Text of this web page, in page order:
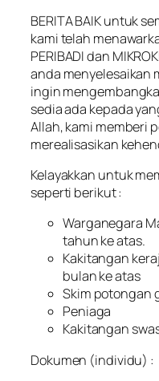
BERITA BAIK untuk
kami telah
PERIBADI dan
anda menyelesaikan
ingin
sedia ada kepada
Allah, kami memberi
merealisasikan
Kelayakkan untuk
seperti berikut :
Warganegara
tahun ke atas.
Kakitangan
bulan ke atas
Skim potongan
Peniaga
Kakitangan
Dokumen (individu) :